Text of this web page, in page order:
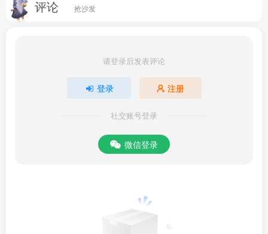
种字体选项让文字表达更丰富、更有趣。用户不但可以轻松
装饰照片，而且可以随时将它们共享到“line”及各大社交网
种版本，用户可以根据个人喜好随意选择。有需要的朋友可
评论 抢沙发
请登录后发表评论
登录 注册
社交账号登录
微信登录